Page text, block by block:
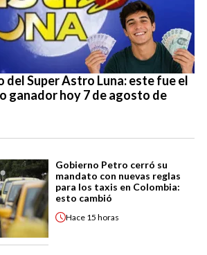
del Super Astro Luna: este fue el
ganador hoy 7 de agosto de
Gobierno Petro cerró su
mandato con nuevas reglas
para los taxis en Colombia:
esto cambió
Hace 15 horas